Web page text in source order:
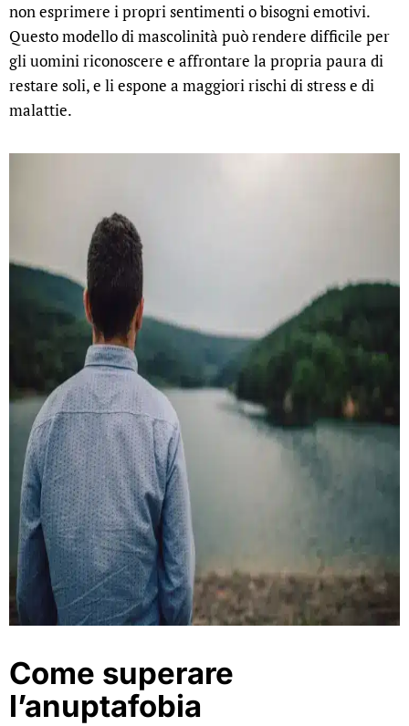
non esprimere i propri sentimenti o bisogni emotivi.
Questo modello di mascolinità può rendere difficile per
gli uomini riconoscere e affrontare la propria paura di
restare soli, e li espone a maggiori rischi di stress e di
malattie.
Come superare
l’anuptafobia